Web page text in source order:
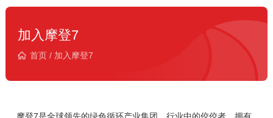
加入摩登7
首页/ 加入摩登7